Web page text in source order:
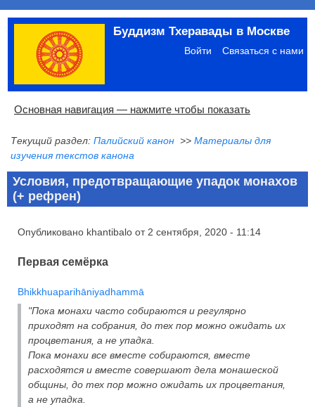
Перейти
основному
содержанию
Буддизм Тхеравады в Москве
Меню
учётной
записи
пользователя
Войти Связаться с нами
Основная
Основная навигация — нажмите чтобы показать
Главная
Община
Палийский канон
Язык пали
Материалы по темам
Современная литература
Блоги
Ссылки
Поиск
Текущий раздел: Палийский канон >> Материалы для
изучения текстов канона
Условия, предотвращающие упадок монахов
(+ рефрен)
Опубликовано khantibalo от 2 сентября, 2020 - 11:14
Первая семёрка
Bhikkhuaparihāniyadhammā
"Пока монахи часто собираются и регулярно
приходят на собрания, до тех пор можно ожидать их
процветания, а не упадка.
Пока монахи все вместе собираются, вместе
расходятся и вместе совершают дела монашеской
общины, до тех пор можно ожидать их процветания,
а не упадка.